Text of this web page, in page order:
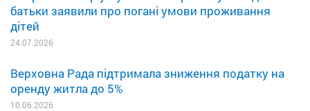
батьки заявили про погані умови проживання
дітей
24.07.2026
Верховна Рада підтримала зниження податку на
оренду житла до 5%
10.06.2026